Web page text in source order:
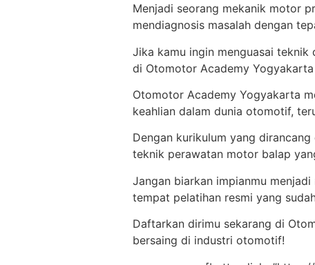
Menjadi seorang mekanik motor
mendiagnosis masalah dengan
Jika kamu ingin menguasai
di Otomotor Academy
Otomotor Academy Yogyakarta
keahlian dalam dunia otomotif,
Dengan kurikulum yang
teknik perawatan motor balap
Jangan biarkan impianmu
tempat pelatihan resmi yang
Daftarkan dirimu sekarang di
bersaing di industri otomotif!